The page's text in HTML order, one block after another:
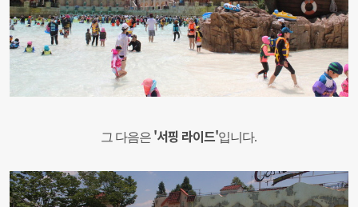
그 다음은 '서핑 라이드'입니다.